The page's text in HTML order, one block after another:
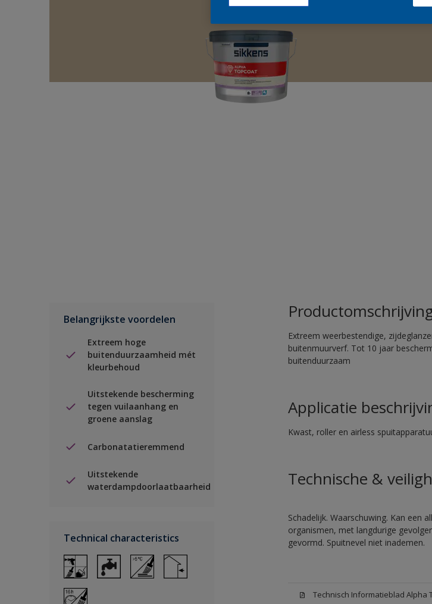
Belangrijkste voordelen
Extreem hoge
buitenduurzaamheid mét
kleurbehoud
Uitstekende bescherming
tegen vuilaanhang en
groene aanslag
Carbonatatieremmend
Uitstekende
waterdampdoorlaatbaarheid
Technical characteristics
Extreem weerbestendige,
buitenmuurverf. Tot 10 jaar
buitenduurzaam
Applicatie
Kwast, roller en airless
Technische &
Schadelijk. Waarschuwing. Kan een
organismen, met langdurige
gevormd. Spuitnevel niet inademen.
Technisch Informatieblad Alpha